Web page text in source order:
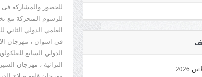
للحضور والمشاركة فى
للرسوم المتحركة مع
العلمي الدولي
الدولي السابع
التراثية ، مهرجان